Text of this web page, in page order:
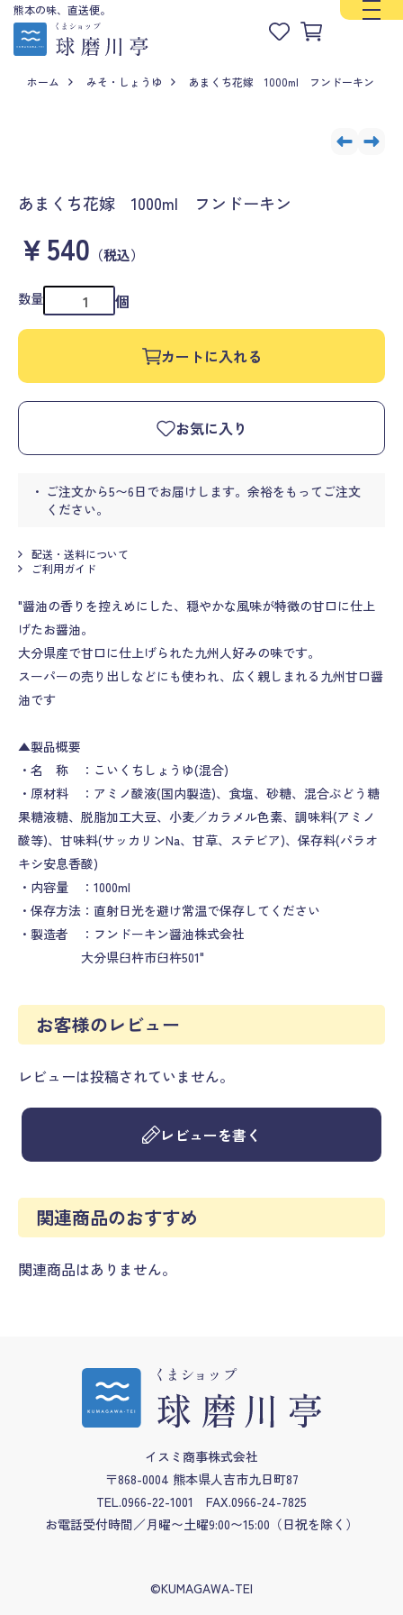
熊本の味、直送便。
ホーム みそ・しょうゆ あまくち花嫁 1000ml フンドーキン
あまくち花嫁 1000ml フンドーキン
￥540 （税込）
数量 個
カートに入れる
お気に入り
ご注文から5〜6日でお届けします。余裕をもってご注文
ください。
配送・送料について
ご利用ガイド
"醤油の香りを控えめにした、穏やかな風味が特徴の甘口に仕上
げたお醤油。
大分県産で甘口に仕上げられた九州人好みの味です。
スーパーの売り出しなどにも使われ、広く親しまれる九州甘口醤
油です
▲製品概要
・名 称 ：こいくちしょうゆ(混合)
・原材料 ：アミノ酸液(国内製造)、食塩、砂糖、混合ぶどう糖
果糖液糖、脱脂加工大豆、小麦／カラメル色素、調味料(アミノ
酸等)、甘味料(サッカリンNa、甘草、ステビア)、保存料(パラオ
キシ安息香酸)
・内容量 ：1000ml
・保存方法：直射日光を避け常温で保存してください
・製造者 ：フンドーキン醤油株式会社
大分県臼杵市臼杵501"
お客様のレビュー
レビューは投稿されていません。
レビューを書く
関連商品のおすすめ
関連商品はありません。
イスミ商事株式会社
〒868-0004 熊本県人吉市九日町87
TEL.0966-22-1001
FAX.0966-24-7825
お電話受付時間／月曜〜土曜9:00〜15:00 （日祝を除く）
©KUMAGAWA-TEI